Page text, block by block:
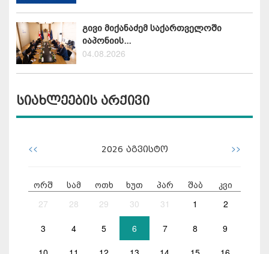
გივი მიქანაძემ საქართველოში
იაპონიის...
04.08.2026
სიახლეების არქივი
<< 2026 აგვისტო >>
ორშ სამ ოთხ ხუთ პარ შაბ კვი
27 28 29 30 31 1 2
3 4 5 6 7 8 9